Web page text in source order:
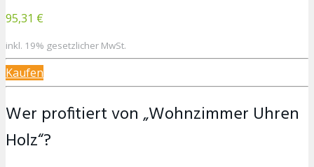
95,31 €
inkl. 19% gesetzlicher MwSt.
Kaufen
Wer profitiert von „Wohnzimmer Uhren
Holz“?